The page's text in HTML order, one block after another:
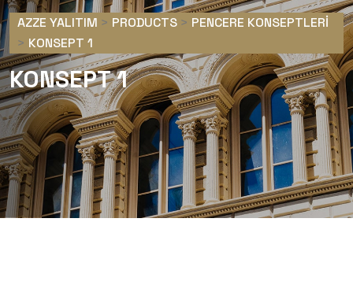
AZZE YALITIM > PRODUCTS > PENCERE KONSEPTLERI
> KONSEPT 1
KONSEPT 1